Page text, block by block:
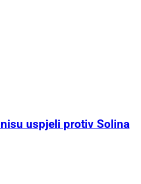
uspjeli protiv Solina